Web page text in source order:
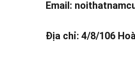
Email:
Địa chỉ: 4/8/106